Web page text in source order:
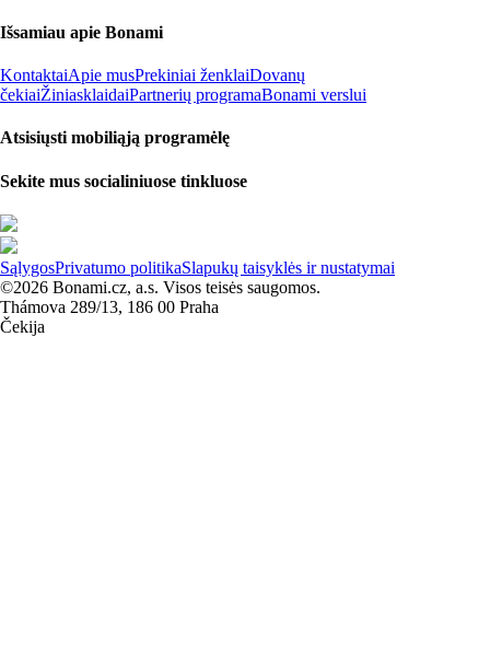
Išsamiau apie Bonami
KontaktaiApie musPrekiniai ženklaiDovanų
čekiaiŽiniasklaidaiPartnerių programaBonami verslui
Atsisiųsti mobiliąją programėlę
Sekite mus socialiniuose tinkluose
SąlygosPrivatumo politikaSlapukų taisyklės ir nustatymai
©2026 Bonami.cz, a.s. Visos teisės saugomos.
Thámova 289/13, 186 00 Praha
Čekija